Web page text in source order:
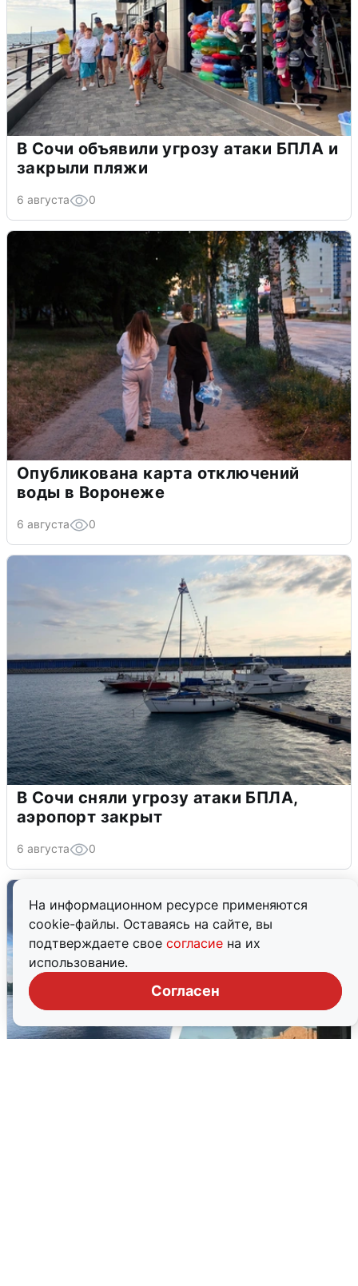
На информационном ресурсе применяются
cookie-файлы. Оставаясь на сайте, вы
подтверждаете свое согласие на их
использование.
Согласен
В Сочи объявили угрозу атаки БПЛА и
закрыли пляжи
6 августа 0
Опубликована карта отключений
воды в Воронеже
6 августа 0
В Сочи сняли угрозу атаки БПЛА,
аэропорт закрыт
6 августа 0